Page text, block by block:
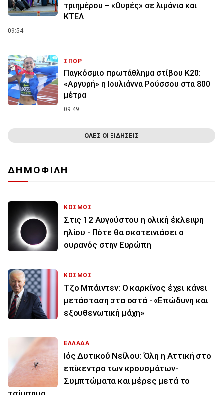
τριημέρου – «Ουρές» σε λιμάνια και
ΚΤΕΛ
09:54
ΣΠΟΡ
Παγκόσμιο πρωτάθλημα στίβου Κ20:
«Αργυρή» η Ιουλιάννα Ρούσσου στα 800
μέτρα
09:49
ΟΛΕΣ ΟΙ ΕΙΔΗΣΕΙΣ
ΔΗΜΟΦΙΛΗ
ΚΟΣΜΟΣ
Στις 12 Αυγούστου η ολική έκλειψη
ηλίου - Πότε θα σκοτεινιάσει ο
ουρανός στην Ευρώπη
ΚΟΣΜΟΣ
Τζο Μπάιντεν: Ο καρκίνος έχει κάνει
μετάσταση στα οστά - «Επώδυνη και
εξουθενωτική μάχη»
ΕΛΛΑΔΑ
Ιός Δυτικού Νείλου: Όλη η Αττική στο
επίκεντρο των κρουσμάτων-
Συμπτώματα και μέρες μετά το